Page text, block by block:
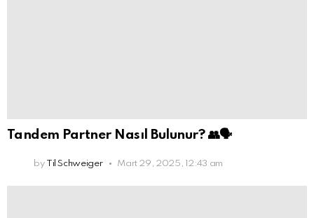
Tandem Partner Nasıl Bulunur? 👥🗣️
by Til Schweiger Mart 29, 2025, 12:43 am